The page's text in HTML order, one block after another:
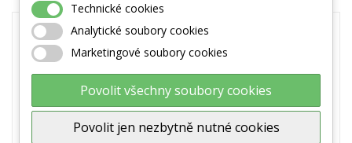
METY A SETY MET
Zde najdete stohovatelné plastové
met obsahují 24, 40 nebo 48 kusů
převážně ve čtyřech barvách.
Všechny vytyčovací mety v sadách
Technické cookies
Analytické soubory cookies
Marketingové soubory cookies
Povolit všechny soubory cookies
Povolit jen nezbytně nutné cookies